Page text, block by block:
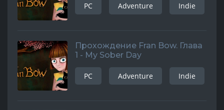
PC Adventure Indie
Прохождение Fran Bow. Глава
1 - My Sober Day
PC Adventure Indie